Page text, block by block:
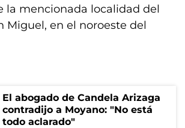
la mencionada localidad del
Miguel, en el noroeste del
El abogado de Candela Arizaga
contradijo a Moyano: "No está
todo aclarado"